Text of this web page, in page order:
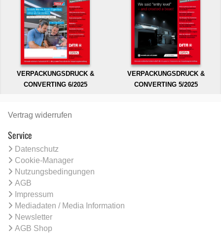
VERPACKUNGSDRUCK &
CONVERTING 6/2025
VERPACKUNGSDRUCK &
CONVERTING 5/2025
Vertrag widerrufen
Service
Datenschutz
Cookie-Manager
Nutzungsbedingungen
AGB
Impressum
Mediadaten / Media Information
Newsletter
AGB Shop